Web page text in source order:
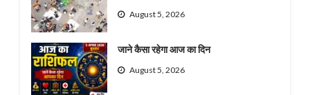
August 5, 2026
जाने कैसा रहेगा आज का दिन
August 5, 2026